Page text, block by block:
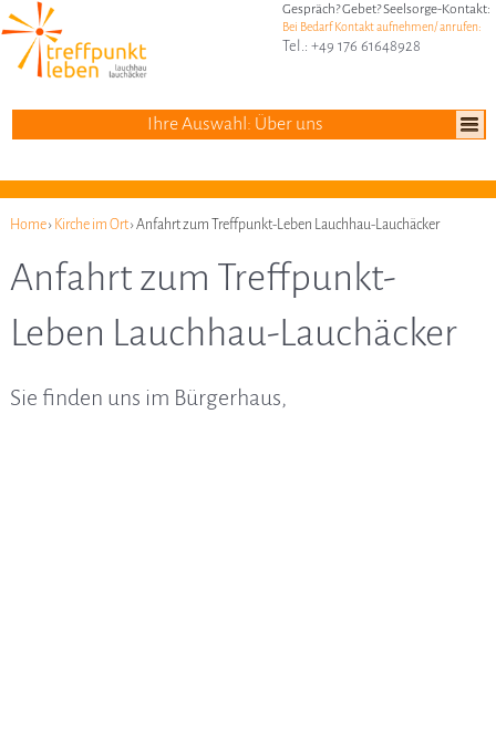
Gespräch? Gebet? Seelsorge-Kontakt:
Bei Bedarf Kontakt aufnehmen/ anrufen:
Tel.: +49 176 61648928
Ihre Auswahl: Über uns
Home› Kirche im Ort› Anfahrt zum Treffpunkt-Leben Lauchhau-Lauchäcker
Anfahrt zum Treffpunkt-
Leben Lauchhau-Lauchäcker
Sie finden uns im Bürgerhaus,